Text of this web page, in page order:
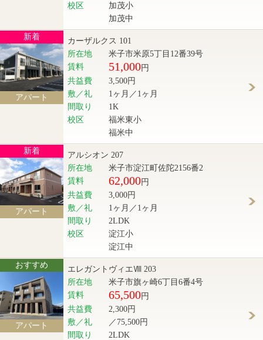
校区
加茂小
加茂中
新着
アパート
カーザルクス 101
所在地
米子市米原5丁目12番39号
賃料
51,000円
共益費
3,500円
敷／礼
1ヶ月／1ヶ月
間取り
1K
校区
福米東小
福米中
新着
アパート
アルシオン 207
所在地
米子市淀江町佐陀2156番2
賃料
62,000円
共益費
3,000円
敷／礼
1ヶ月／1ヶ月
間取り
2LDK
校区
淀江小
淀江中
おすすめ
アパート
エレガントヴィエⅧ 203
所在地
米子市旗ヶ崎6丁目6番4号
賃料
65,500円
共益費
2,300円
敷／礼
／75,500円
間取り
2LDK